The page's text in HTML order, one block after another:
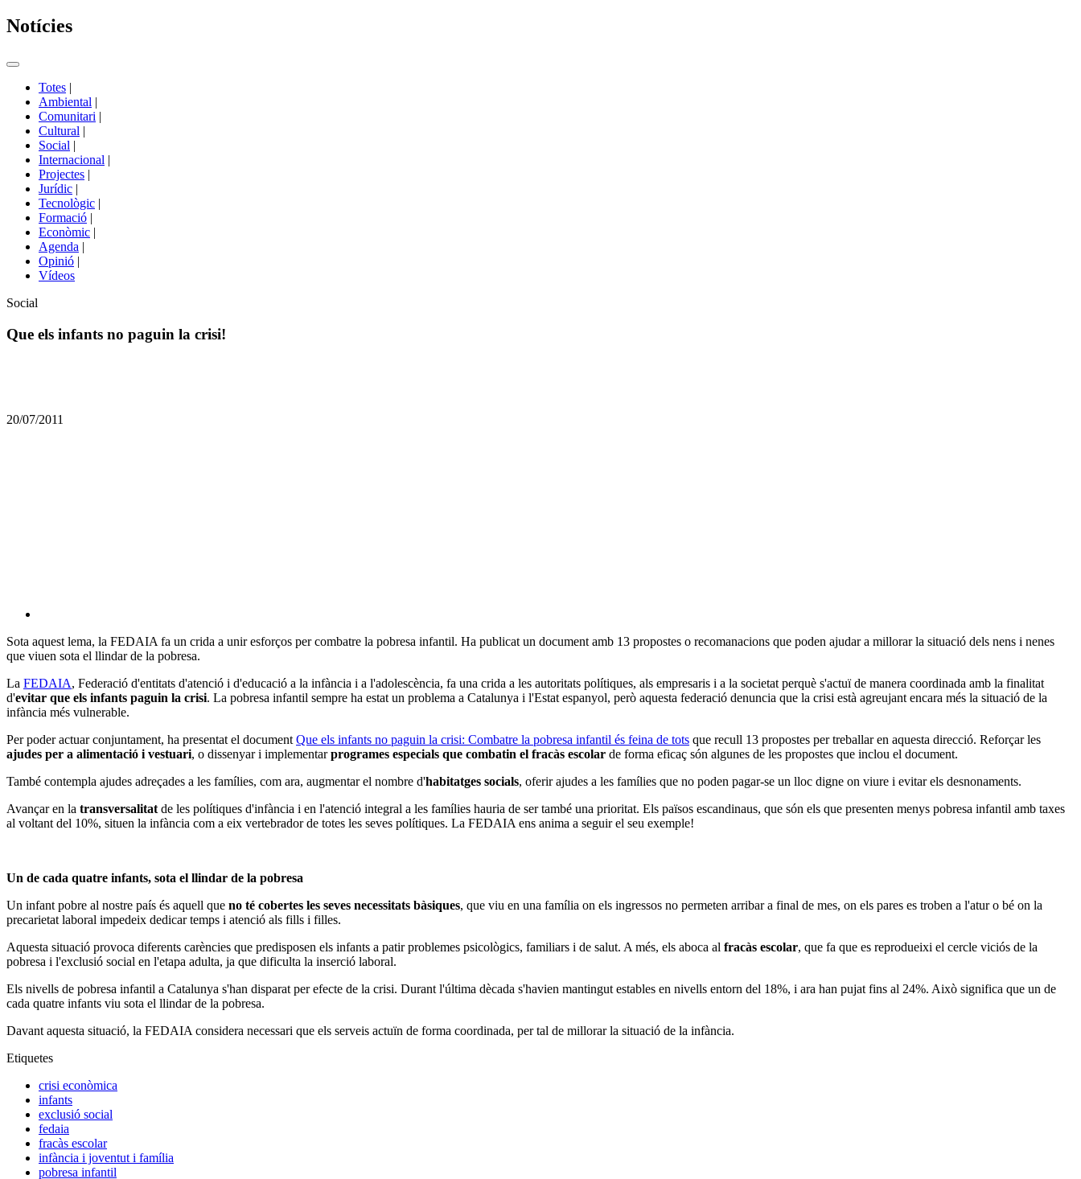
Notícies
Commutador
portals
Totes |
Ambiental |
Comunitari |
Cultural |
Social |
Internacional |
Projectes |
Jurídic |
Tecnològic |
Formació |
Econòmic |
Agenda |
Opinió |
Vídeos
Àmbit
la
notícia
Social
Que els infants no paguin la crisi!
en
20/07/2011
Sota aquest lema, la FEDAIA fa un crida a unir esforços per combatre la pobresa infantil. Ha publicat un document amb 13 propostes o recomanacions que poden ajudar a millorar la situació dels nens i nenes
que viuen sota el llindar de la pobresa.
La FEDAIA, Federació d'entitats d'atenció i d'educació a la infància i a l'adolescència, fa una crida a les autoritats polítiques, als empresaris i a la societat perquè s'actuï de manera coordinada amb la finalitat
d'evitar que els infants paguin la crisi. La pobresa infantil sempre ha estat un problema a Catalunya i l'Estat espanyol, però aquesta federació denuncia que la crisi està agreujant encara més la situació de la
infància més vulnerable.
Per poder actuar conjuntament, ha presentat el document Que els infants no paguin la crisi: Combatre la pobresa infantil és feina de tots que recull 13 propostes per treballar en aquesta direcció. Reforçar les
ajudes per a alimentació i vestuari, o dissenyar i implementarprogrames especials que combatin el fracàs escolar de forma eficaç són algunes de les propostes que inclou el document.
També contempla ajudes adreçades a les famílies, com ara, augmentar el nombre d'habitatges socials, oferir ajudes a les famílies que no poden pagar-se un lloc digne on viure i evitar els desnonaments.
Avançar en la transversalitat de les polítiques d'infància i en l'atenció integral a les famílies hauria de ser també una prioritat. Els països escandinaus, que són els que presenten menys pobresa infantil amb taxes
al voltant del 10%, situen la infància com a eix vertebrador de totes les seves polítiques. La FEDAIA ens anima a seguir el seu exemple!
Un de cada quatre infants, sota el llindar de la pobresa
Un infant pobre al nostre país és aquell que no té cobertes les seves necessitats bàsiques, que viu en una família on els ingressos no permeten arribar a final de mes, on els pares es troben a l'atur o bé on la
precarietat laboral impedeix dedicar temps i atenció als fills i filles.
Aquesta situació provoca diferents carències que predisposen els infants a patir problemes psicològics, familiars i de salut. A més, els aboca al fracàs escolar, que fa que es reprodueixi el cercle viciós de la
pobresa i l'exclusió social en l'etapa adulta, ja que dificulta la inserció laboral.
Els nivells de pobresa infantil a Catalunya s'han disparat per efecte de la crisi. Durant l'última dècada s'havien mantingut estables en nivells entorn del 18%, i ara han pujat fins al 24%. Això significa que un de
cada quatre infants viu sota el llindar de la pobresa.
Davant aquesta situació, la FEDAIA considera necessari que els serveis actuïn de forma coordinada, per tal de millorar la situació de la infància.
Etiquetes
crisi econòmica
infants
exclusió social
fedaia
fracàs escolar
infància i joventut i família
pobresa infantil